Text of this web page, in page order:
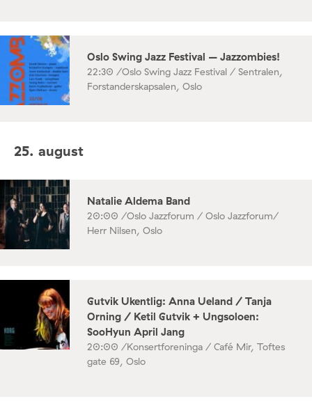
Oslo Swing Jazz Festival – Jazzombies!
22:30 /Oslo Swing Jazz Festival / Sentralen,
Forstanderskapsalen, Oslo
25. august
Natalie Aldema Band
20:00 /Oslo Jazzforum / Oslo Jazzforum/
Herr Nilsen, Oslo
Gutvik Ukentlig: Anna Ueland / Tanja
Orning / Ketil Gutvik + Ungsoloen:
SooHyun April Jang
20:00 /Konsertforeninga / Café Mir, Toftes
gate 69, Oslo